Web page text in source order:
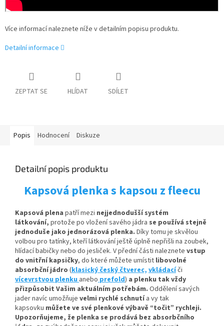
Více informací naleznete níže v detailním popisu produktu.
Detailní informace
ZEPTAT SE HLÍDAT SDÍLET
Popis Hodnocení Diskuze
Detailní popis produktu
Kapsová plenka s kapsou z fleecu
Kapsová plena patří mezi nejjednodušší systém
látkování, protože po vložení savého jádra se používá stejně
jednoduše jako jednorázová plenka. Díky tomu je skvělou
volbou pro tatínky, kteří látkování ještě úplně nepřišli na zoubek,
hlídací babičky nebo do jesliček. V přední části naleznete vstup
do vnitřní kapsičky, do které můžete umístit libovolné
absorbčníjádro (klasický český čtverec, vkládacíči
vícevrstvou plenkuaneboprefold) a plenku tak vždy
přizpůsobit Vašim aktuálním potřebám. Oddělení savých
jader navíc umožňuje velmi rychlé schnutía vy tak
kapsovku můžete ve své plenkové výbavě “točit” rychleji.
Upozorňujeme, že plenka se prodává bez absorbčního